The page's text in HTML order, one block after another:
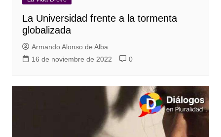
La Universidad frente a la tormenta
globalizada
Armando Alonso de Alba
16 de noviembre de 2022
0